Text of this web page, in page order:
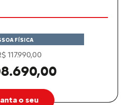
FÍSICA
117.990,00
o seu